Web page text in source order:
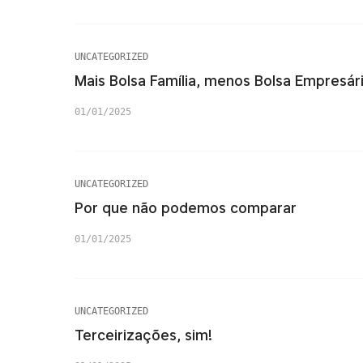
UNCATEGORIZED
Mais Bolsa Família, menos Bolsa
01/01/2025
UNCATEGORIZED
Por que não podemos comparar
01/01/2025
UNCATEGORIZED
Terceirizações, sim!